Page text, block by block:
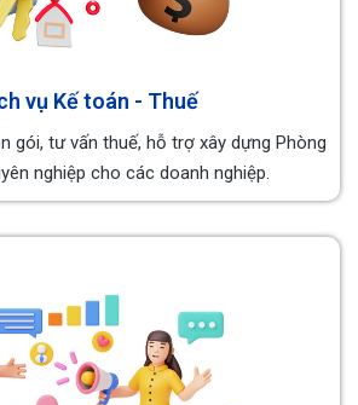
vụ Kế toán - Thuế
gói, tư vấn thuế, hỗ trợ xây dựng Phòng
nghiệp cho các doanh nghiệp.